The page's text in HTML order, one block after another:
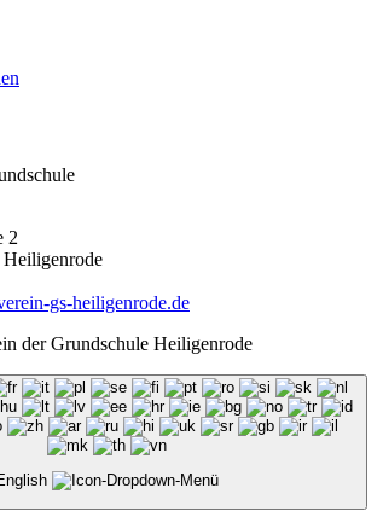
2
gs-heiligenrode.de
der Grundschule Heiligenrode